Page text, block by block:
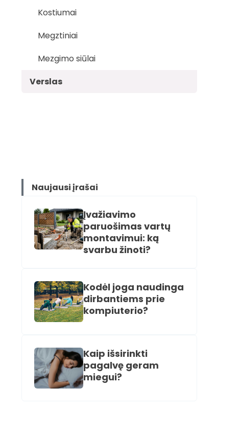
Kostiumai
Megztiniai
Mezgimo siūlai
Verslas
Naujausi įrašai
Įvažiavimo
paruošimas vartų
montavimui: ką
svarbu žinoti?
Kodėl joga naudinga
dirbantiems prie
kompiuterio?
Kaip išsirinkti
pagalvę geram
miegui?